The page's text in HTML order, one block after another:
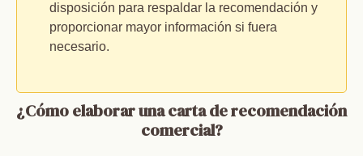
disposición para respaldar la recomendación y
proporcionar mayor información si fuera
necesario.
¿Cómo elaborar una carta de recomendación
comercial?